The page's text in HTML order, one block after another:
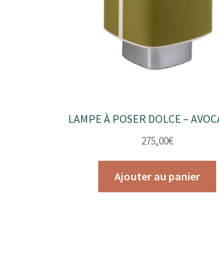
LAMPE À POSER DOLCE –
275,00€
Ajouter au panier